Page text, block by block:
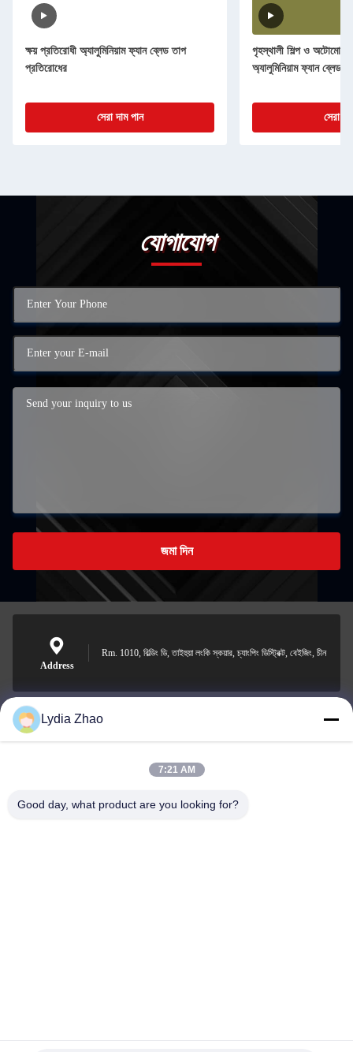
ক্ষয় প্রতিরোধী অ্যালুমিনিয়াম ফ্যান ব্লেড তাপ
প্রতিরোধের
সেরা দাম পান
গৃহস্থালী শিল্প ও
অ্যালুমিনিয়াম ফ্যান ব্লেড
সেরা
যোগাযোগ
জমা দিন
Address
Rm. 1010, বিল্ডিং ডি, তাইহুয়া লংকি স্কয়ার, চ্যাংপিং ডিস্ট্রিক্ট, বেইজিং, চীন
jesingd@vip.sina.com
Lydia Zhao
7:21 AM
Good day, what product are you looking for?